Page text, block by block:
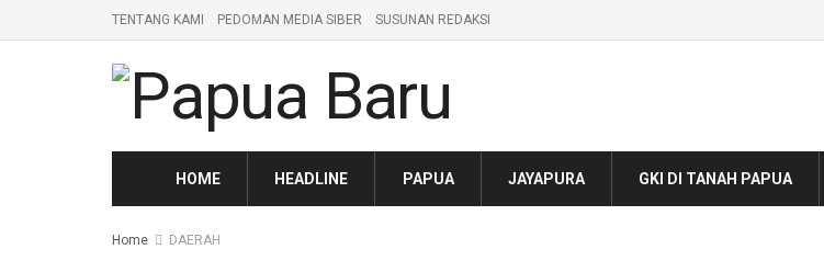
TENTANG KAMI PEDOMAN MEDIA SIBER SUSUNAN REDAKSI
HOME HEADLINE PAPUA JAYAPURA GKI DI TANAH PAPUA
Home DAERAH